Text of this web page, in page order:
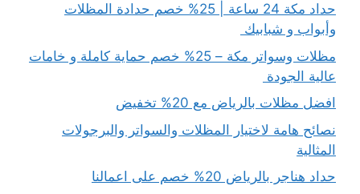
حداد مكة 24 ساعة | 25% خصم حدادة المظلات
وأبواب و شبابيك
مظلات وسواتر مكة – 25% خصم حماية كاملة و خامات
عالية الجودة
افضل مظلات بالرياض مع 20% تخفيض
نصائح هامة لاختيار المظلات والسواتر والبرجولات
المثالية
حداد هناجر بالرياض 20% خصم على اعمالنا